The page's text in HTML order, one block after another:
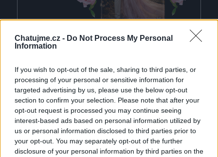
Chatujme.cz - Do Not Process My Personal
Information
If you wish to opt-out of the sale, sharing to third parties, or
processing of your personal or sensitive information for
targeted advertising by us, please use the below opt-out
section to confirm your selection. Please note that after your
opt-out request is processed you may continue seeing
interest-based ads based on personal information utilized by
us or personal information disclosed to third parties prior to
your opt-out. You may separately opt-out of the further
disclosure of your personal information by third parties on the
(před hodinou)